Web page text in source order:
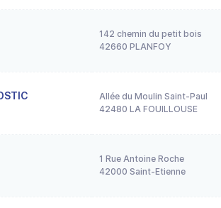
142 chemin du petit bois
42660 PLANFOY
Allée du Moulin Saint-Paul
42480 LA FOUILLOUSE
1 Rue Antoine Roche
42000 Saint-Etienne